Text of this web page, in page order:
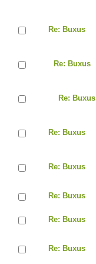
Re: Buxus
Re: Buxus
Re: Buxus
Re: Buxus
Re: Buxus
Re: Buxus
Re: Buxus
Re: Buxus